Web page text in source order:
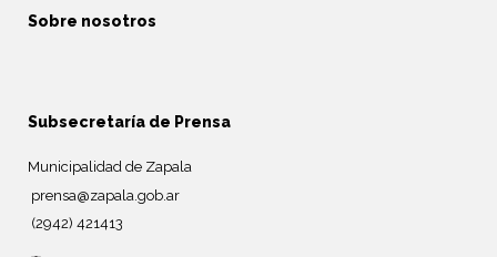
Sobre nosotros
Subsecretaría de Prensa
Municipalidad de Zapala
prensa@zapala.gob.ar
(2942) 421413